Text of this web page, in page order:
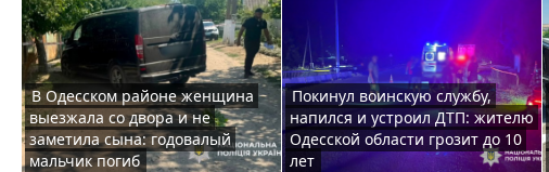
В Одесском районе женщина
выезжала со двора и не
заметила сына: годовалый
мальчик погиб
Покинул воинскую службу,
напился и устроил ДТП: жителю
Одесской области грозит до 10
лет